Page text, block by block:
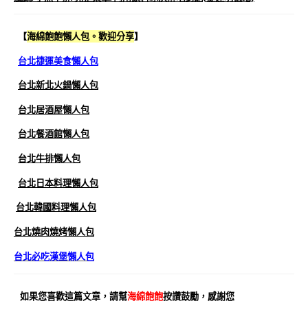
【海綿飽飽懶人包。歡迎分享】
台北捷運美食懶人包
台北新北火鍋懶人包
台北居酒屋懶人包
台北餐酒館懶人包
台北牛排懶人包
台北日本料理懶人包
台北韓國料理懶人包
台北燒肉燒烤懶人包
台北必吃漢堡懶人包
如果您喜歡這篇文章，請幫海綿飽飽按讚鼓勵，感謝您